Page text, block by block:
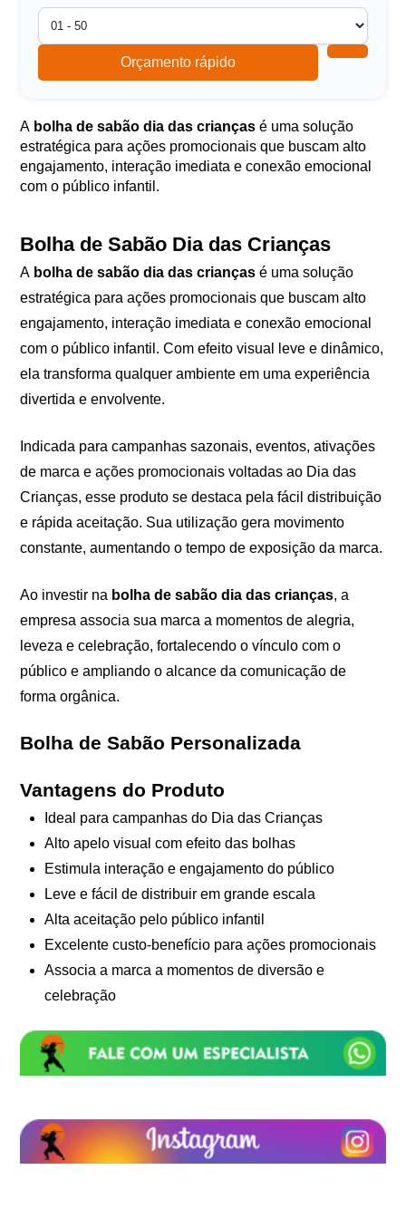
Orçamento rápido
A bolha de sabão dia das crianças é uma solução
estratégica para ações promocionais que buscam alto
engajamento, interação imediata e conexão emocional
com o público infantil.
Bolha de Sabão Dia das Crianças
A bolha de sabão dia das crianças é uma solução
estratégica para ações promocionais que buscam alto
engajamento, interação imediata e conexão emocional
com o público infantil. Com efeito visual leve e dinâmico,
ela transforma qualquer ambiente em uma experiência
divertida e envolvente.
Indicada para campanhas sazonais, eventos, ativações
de marca e ações promocionais voltadas ao Dia das
Crianças, esse produto se destaca pela fácil distribuição
e rápida aceitação. Sua utilização gera movimento
constante, aumentando o tempo de exposição da marca.
Ao investir na bolha de sabão dia das crianças, a
empresa associa sua marca a momentos de alegria,
leveza e celebração, fortalecendo o vínculo com o
público e ampliando o alcance da comunicação de
forma orgânica.
Bolha de Sabão Personalizada
Vantagens do Produto
Ideal para campanhas do Dia das Crianças
Alto apelo visual com efeito das bolhas
Estimula interação e engajamento do público
Leve e fácil de distribuir em grande escala
Alta aceitação pelo público infantil
Excelente custo-benefício para ações promocionais
Associa a marca a momentos de diversão e
celebração